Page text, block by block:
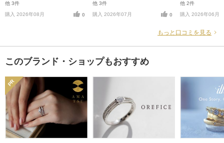
他 3件
購入 2026年08月
0
他 3件
購入 2026年07月
0
他 2件
購入 2026年06月
もっと口コミを見る
このブランド・ショップもおすすめ